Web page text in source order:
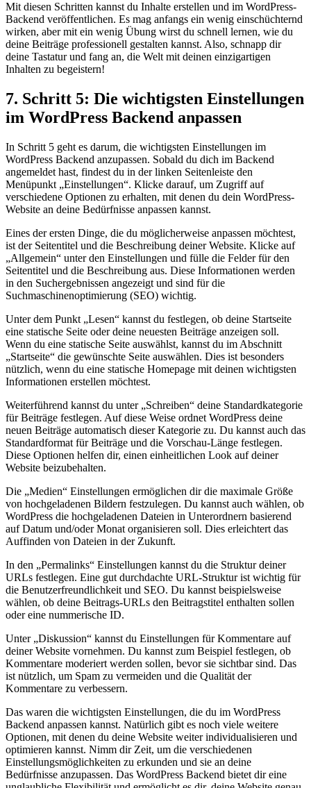
Mit diesen Schritten kannst du Inhalte erstellen und im WordPress-
Backend veröffentlichen. Es mag anfangs ein wenig einschüchternd
wirken, aber mit ein wenig Übung wirst du schnell lernen, wie du
deine Beiträge professionell gestalten kannst. Also, schnapp dir
deine Tastatur und fang an, die Welt mit deinen einzigartigen
Inhalten zu begeistern!
7. Schritt 5: Die wichtigsten Einstellungen
im WordPress Backend anpassen
In Schritt 5 geht es darum, die wichtigsten Einstellungen im
WordPress Backend anzupassen. Sobald du dich im Backend
angemeldet hast, findest du in der linken Seitenleiste den
Menüpunkt „Einstellungen“. Klicke darauf, um Zugriff auf
verschiedene Optionen zu erhalten, mit denen du dein WordPress-
Website an deine Bedürfnisse anpassen kannst.
Eines der ersten Dinge, die du möglicherweise anpassen möchtest,
ist der Seitentitel und die Beschreibung deiner Website. Klicke auf
„Allgemein“ unter den Einstellungen und fülle die Felder für den
Seitentitel und die Beschreibung aus. Diese Informationen werden
in den Suchergebnissen angezeigt und sind für die
Suchmaschinenoptimierung (SEO) wichtig.
Unter dem Punkt „Lesen“ kannst du festlegen, ob deine Startseite
eine statische Seite oder deine neuesten Beiträge anzeigen soll.
Wenn du eine statische Seite auswählst, kannst du im Abschnitt
„Startseite“ die gewünschte Seite auswählen. Dies ist besonders
nützlich, wenn du eine statische Homepage mit deinen wichtigsten
Informationen erstellen möchtest.
Weiterführend kannst du unter „Schreiben“ deine Standardkategorie
für Beiträge festlegen. Auf diese Weise ordnet WordPress deine
neuen Beiträge automatisch dieser Kategorie zu. Du kannst auch das
Standardformat für Beiträge und die Vorschau-Länge festlegen.
Diese Optionen helfen dir, einen einheitlichen Look auf deiner
Website beizubehalten.
Die „Medien“ Einstellungen ermöglichen dir die maximale Größe
von hochgeladenen Bildern festzulegen. Du kannst auch wählen, ob
WordPress die hochgeladenen Dateien in Unterordnern basierend
auf Datum und/oder Monat organisieren soll. Dies erleichtert das
Auffinden von Dateien in der Zukunft.
In den „Permalinks“ Einstellungen kannst du die Struktur deiner
URLs festlegen. Eine gut durchdachte URL-Struktur ist wichtig für
die Benutzerfreundlichkeit und SEO. Du kannst beispielsweise
wählen, ob deine Beitrags-URLs den Beitragstitel enthalten sollen
oder eine nummerische ID.
Unter „Diskussion“ kannst du Einstellungen für Kommentare auf
deiner Website vornehmen. Du kannst zum Beispiel festlegen, ob
Kommentare moderiert werden sollen, bevor sie sichtbar sind. Das
ist nützlich, um Spam zu vermeiden und die Qualität der
Kommentare zu verbessern.
Das waren die wichtigsten Einstellungen, die du im WordPress
Backend anpassen kannst. Natürlich gibt es noch viele weitere
Optionen, mit denen du deine Website weiter individualisieren und
optimieren kannst. Nimm dir Zeit, um die verschiedenen
Einstellungsmöglichkeiten zu erkunden und sie an deine
Bedürfnisse anzupassen. Das WordPress Backend bietet dir eine